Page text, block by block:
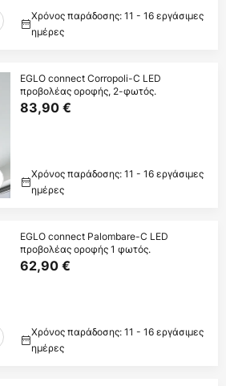
Χρόνος παράδοσης: 11 - 16 εργάσιμες
ημέρες
EGLO connect Corropoli-C LED
προβολέας οροφής, 2-φωτός.
83,90 €
Χρόνος παράδοσης: 11 - 16 εργάσιμες
ημέρες
EGLO connect Palombare-C LED
προβολέας οροφής 1 φωτός.
62,90 €
Χρόνος παράδοσης: 11 - 16 εργάσιμες
ημέρες